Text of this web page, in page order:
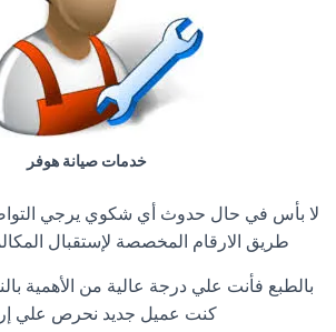
خدمات صيانة هوفر
لا بأس في حال حدوث أي شكوي يرجي
طريق الارقام المخصصة لإستقبال
بالطبع فأنت علي درجة عالية من الأهمية
كنت عميل جديد نحرص علي